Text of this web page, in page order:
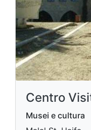
Centro
Musei e cultura